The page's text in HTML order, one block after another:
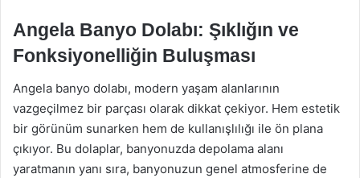
Angela Banyo Dolabı: Şıklığın ve
Fonksiyonelliğin Buluşması
Angela banyo dolabı, modern yaşam alanlarının
vazgeçilmez bir parçası olarak dikkat çekiyor. Hem estetik
bir görünüm sunarken hem de kullanışlılığı ile ön plana
çıkıyor. Bu dolaplar, banyonuzda depolama alanı
yaratmanın yanı sıra, banyonuzun genel atmosferine de